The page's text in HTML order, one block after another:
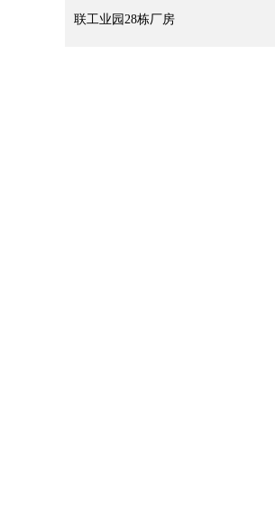
联工业园28栋厂房